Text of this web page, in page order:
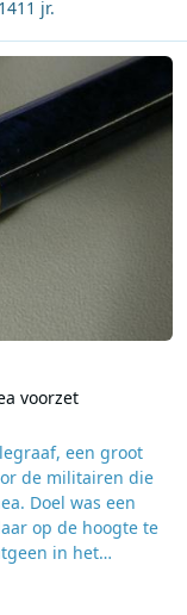
11 jr.
Guinea
voorzet
een groot
de militairen die
Doel was een
op de hoogte te
in het
het aantal
op 12 juli